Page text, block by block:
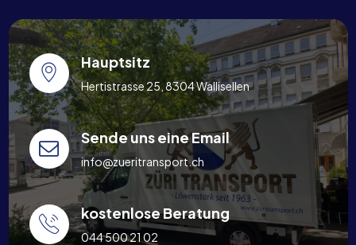
Hauptsitz
Hertistrasse 25, 8304 Wallisellen
Sende uns eine Email
info@zueritransport.ch
kostenlose Beratung
044 500 21 02